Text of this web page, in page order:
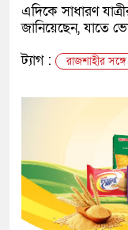
এদিকে সাধারণ
জানিয়েছেন, যাতে
ট্যাগ :
রাজশাহীর